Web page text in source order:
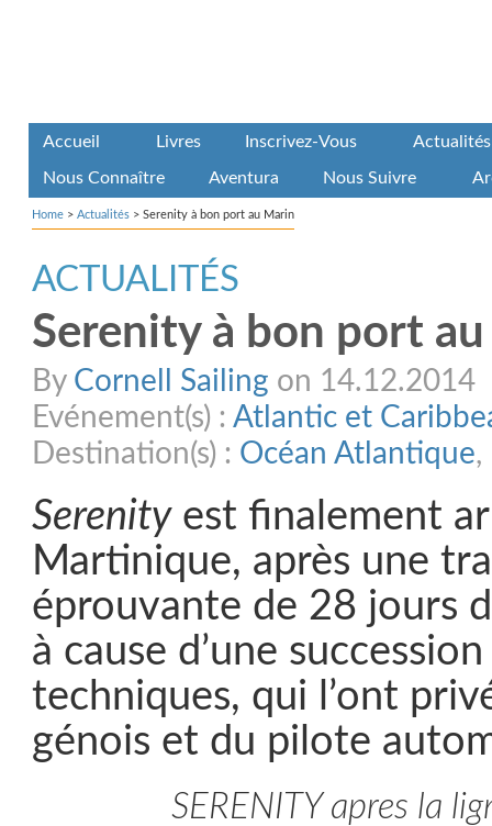
Accueil Livres Inscrivez-Vous Actualités
Nous Connaître Aventura Nous Suivre
Home > Actualités > Serenity à bon port au Marin
ACTUALITÉS
Serenity à bon port
By Cornell Sailing on 14.12.2014
Evénement(s) : Atlantic et
Destination(s) : Océan Atlantique,
Serenityest finalement
Martinique, après une
éprouvante de 28 jours
à cause d’une
techniques, qui l’ont
génois et du pilote
SERENITY apres la